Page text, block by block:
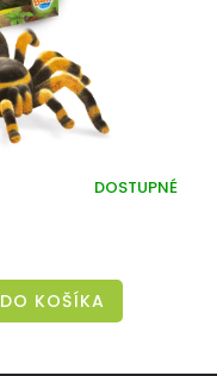
DOSTUPNÉ
DO KOŠÍKA